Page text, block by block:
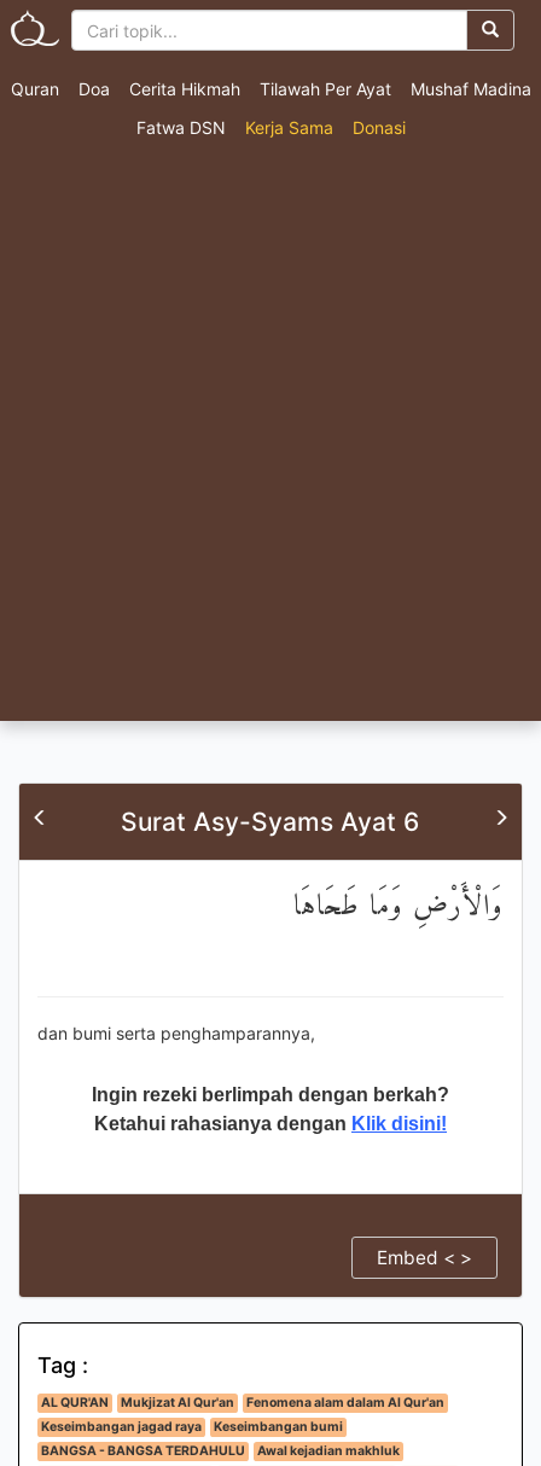
Quran Doa Cerita Hikmah Tilawah Per Ayat
Mushaf Madina
Fatwa DSN
Kerja Sama Donasi
Surat Asy-Syams Ayat 6
وَالْأَرْضِ وَمَا طَحَاهَا
dan bumi serta penghamparannya,
Ingin rezeki berlimpah dengan berkah?
Ketahui rahasianya dengan Klik disini!
Embed < >
Tag :
AL QUR'AN Mukjizat Al Qur'an
Fenomena alam dalam Al Qur'an
Keseimbangan jagad raya
Keseimbangan bumi
BANGSA - BANGSA TERDAHULU
Awal kejadian makhluk